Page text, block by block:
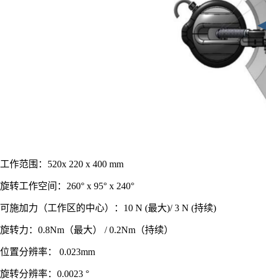
工作范围： 520x 220 x 400 mm
旋转工作空间： 260° x 95° x 240°
可施加力（工作区的中心）： 10 N (最大)/ 3 N (持续)
旋转力： 0.8Nm（最大） / 0.2Nm（持续）
位置分辨率： 0.023mm
旋转分辨率： 0.0023 °